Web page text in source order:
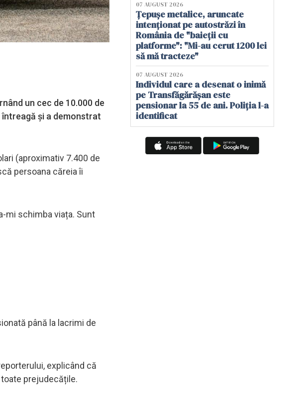
un cec de 10.000 de
întreagă și a demonstrat
(aproximativ 7.400 de
persoana căreia îi
mi schimba viața. Sunt
până la lacrimi de
explicând că
prejudecățile.
07 AUGUST 2026
Țepușe metalice, aruncate
intenționat pe autostrăzi în
România de "baieții cu
platforme": "Mi-au cerut 1200 lei
să mă tracteze"
07 AUGUST 2026
Individul care a desenat o inimă
pe Transfăgărășan este
pensionar la 55 de ani. Poliția l-a
identificat